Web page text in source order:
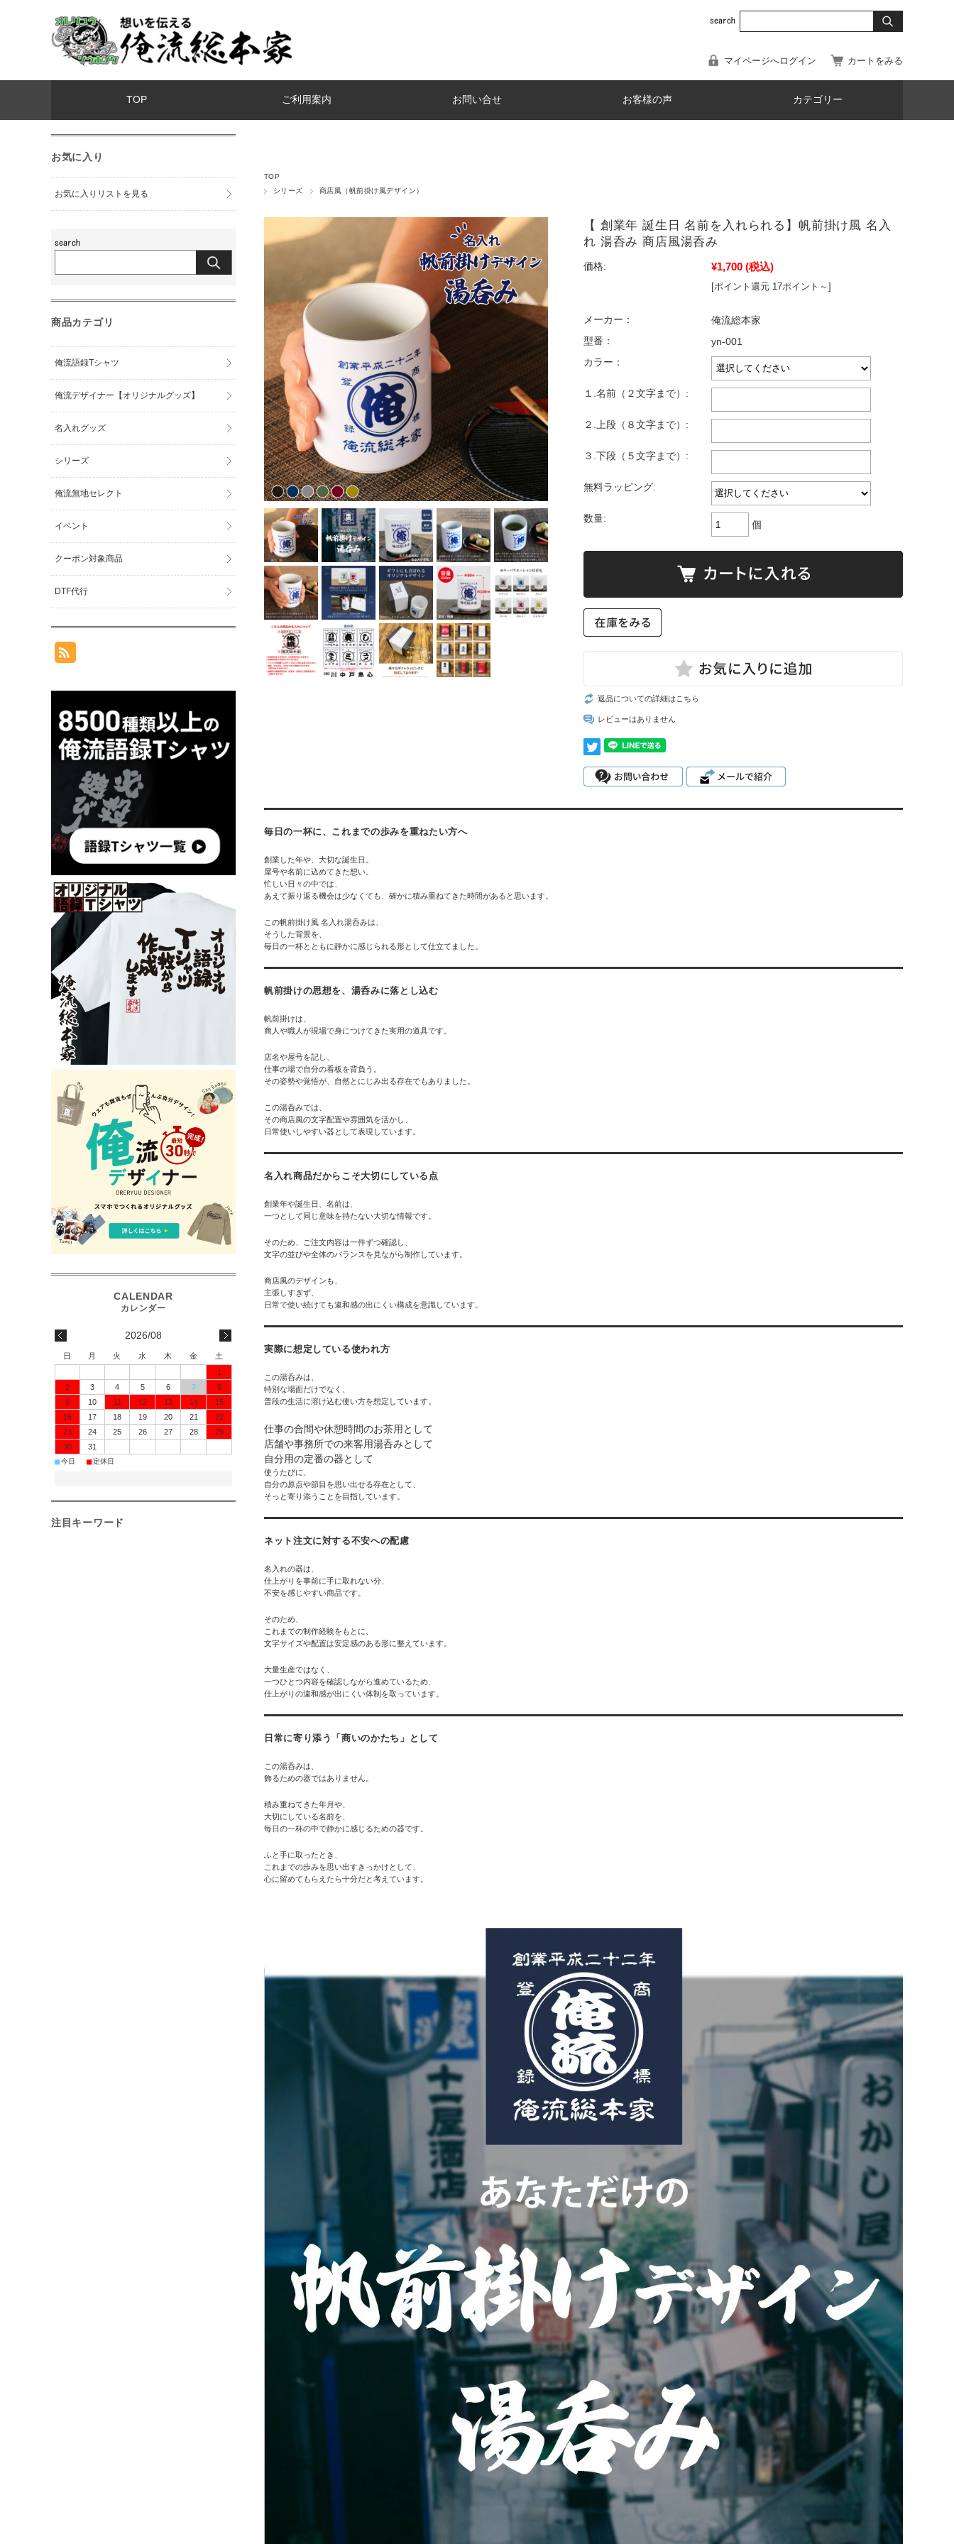
マイページへログイン カートをみる
TOP ご利用案内 お問い合せ お客様の声 カテゴリー
TOP
シリーズ
商店風（帆前掛け風デザイン）
【 創業年 誕生日 名前を入れられる】帆前掛け風 名入
れ 湯呑み 商店風湯呑み
価格: ¥1,700 (税込)
[ポイント還元 17ポイント～]
メーカー：
俺流総本家
型番：
yn-001
カラー：
１.名前（２文字まで）:
２.上段（８文字まで）:
３.下段（５文字まで）:
無料ラッピング:
数量:
個
返品についての詳細はこちら
レビューはありません
毎日の一杯に、これまでの歩みを重ねたい方へ
創業した年や、大切な誕生日。
屋号や名前に込めてきた想い。
忙しい日々の中では、
あえて振り返る機会は少なくても、確かに積み重ねてきた時間があると思います。
この帆前掛け風 名入れ湯呑みは、
そうした背景を、
毎日の一杯とともに静かに感じられる形として仕立てました。
帆前掛けの思想を、湯呑みに落とし込む
帆前掛けは、
商人や職人が現場で身につけてきた実用の道具です。
店名や屋号を記し、
仕事の場で自分の看板を背負う。
その姿勢や覚悟が、自然とにじみ出る存在でもありました。
この湯呑みでは、
その商店風の文字配置や雰囲気を活かし、
日常使いしやすい器として表現しています。
名入れ商品だからこそ大切にしている点
創業年や誕生日、名前は、
一つとして同じ意味を持たない大切な情報です。
そのため、ご注文内容は一件ずつ確認し、
文字の並びや全体のバランスを見ながら制作しています。
商店風のデザインも、
主張しすぎず、
日常で使い続けても違和感の出にくい構成を意識しています。
実際に想定している使われ方
この湯呑みは、
特別な場面だけでなく、
普段の生活に溶け込む使い方を想定しています。
仕事の合間や休憩時間のお茶用として
店舗や事務所での来客用湯呑みとして
自分用の定番の器として
使うたびに、
自分の原点や節目を思い出せる存在として、
そっと寄り添うことを目指しています。
ネット注文に対する不安への配慮
名入れの器は、
仕上がりを事前に手に取れない分、
不安を感じやすい商品です。
そのため、
これまでの制作経験をもとに、
文字サイズや配置は安定感のある形に整えています。
大量生産ではなく、
一つひとつ内容を確認しながら進めているため、
仕上がりの違和感が出にくい体制を取っています。
日常に寄り添う「商いのかたち」として
この湯呑みは、
飾るための器ではありません。
積み重ねてきた年月や、
大切にしている名前を、
毎日の一杯の中で静かに感じるための器です。
ふと手に取ったとき、
これまでの歩みを思い出すきっかけとして、
心に留めてもらえたら十分だと考えています。
お気に入り
お気に入りリストを見る
商品カテゴリ
俺流語録Tシャツ
俺流デザイナー【オリジナルグッズ】
名入れグッズ
シリーズ
俺流無地セレクト
イベント
クーポン対象商品
DTF代行
2026/08
日 月 火 水 木 金
土
1
2
3 4 5 6 7
8
9
10 11 12 13 14
15
16
17 18 19 20 21
22
23
24 25 26 27 28
29
30
31
■今日 ■定休日
注目キーワード